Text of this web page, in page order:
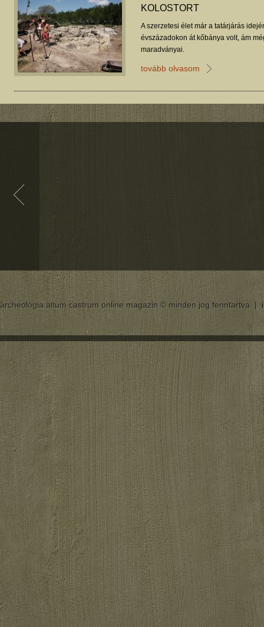
KOLOSTORT
A szerzetesi élet már a tatárjárás
évszázadokon át kőbánya volt, ám
maradványai.
tovább olvasom
archeológia altum castrum online magazin © minden jog fenntartva |